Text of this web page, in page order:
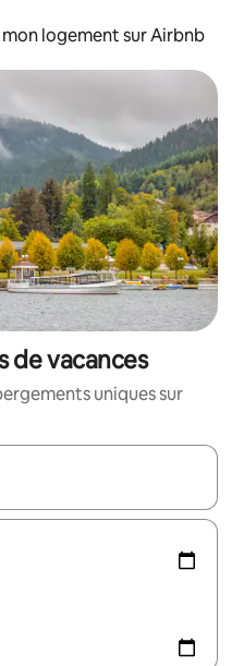
logement sur Airbnb
de vacances
uniques sur
utilisez les flèches vers le